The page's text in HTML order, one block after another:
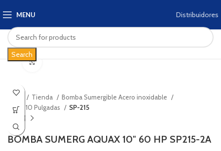
MENU Distribuidores
Search
Inicio Tienda
Bomba Sumergible Acero inoxidable
Acero 10 Pulgadas
SP-215
BOMBA SUMERG AQUAX 10″ 60 HP SP215-2A